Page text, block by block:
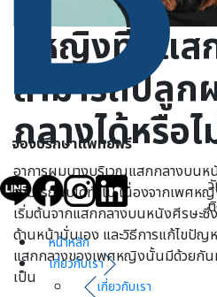
จองปรึกษาแพทย์ฟรี
หน้าหลัก
เกี่ยวกับเรา
เกี่ยวกับเรา
ผู้หญิงที่มีแส
สามารถปลู
กลางได้หรือไ
อาการผมบางบริเวณแสกกลางบน
สามารถพบได้ทั่วไป เนื่องจากเพศห
เริ่มต้นจากแสกกลางบนหนังศีรษะซึ่
ด้านหน้านั่นเอง และวิธีการแก้ไขปัญ
แสกกลางของเพศหญิงนั้นมีด้วยกันห
เป็น